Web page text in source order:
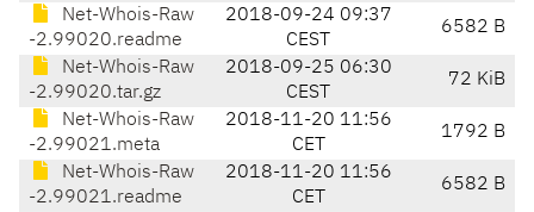
Net-Whois-Raw
-2.99020.readme
2018-09-24 09:37
CEST
6582 B
Net-Whois-Raw
-2.99020.tar.gz
2018-09-25 06:30
CEST
72 KiB
Net-Whois-Raw
-2.99021.meta
2018-11-20 11:56
CET
1792 B
Net-Whois-Raw
-2.99021.readme
2018-11-20 11:56
CET
6582 B